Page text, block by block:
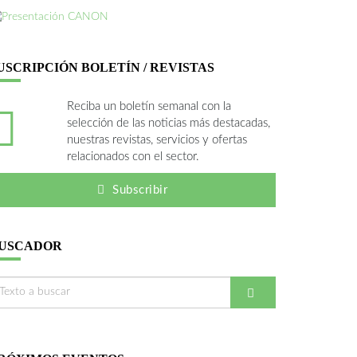
BOLETÍN / REVISTAS
Reciba un boletín semanal con la
selección de las noticias más destacadas,
nuestras revistas, servicios y ofertas
relacionados con el sector.
Subscribir